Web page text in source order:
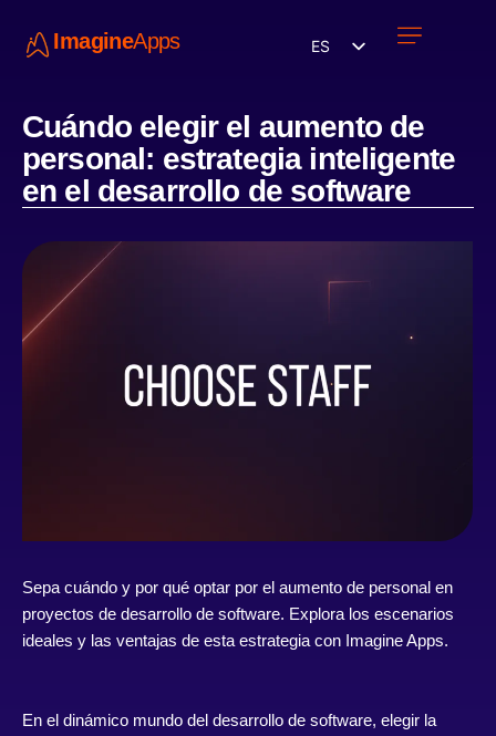
ImagineApps ES
Cuándo elegir el aumento de
personal: estrategia inteligente
en el desarrollo de software
Sepa cuándo y por qué optar por el aumento de personal en
proyectos de desarrollo de software. Explora los escenarios
ideales y las ventajas de esta estrategia con Imagine Apps.
En el dinámico mundo del desarrollo de software, elegir la